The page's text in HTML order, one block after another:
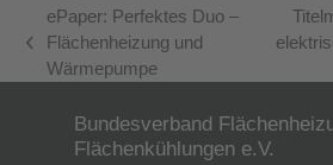
vorheriger
Beitrag:
ePaper: Perfektes Duo –
Flächenheizung und
Wärmepumpe
Beitrag:
Bundesverband
Flächenkühlungen e.V.